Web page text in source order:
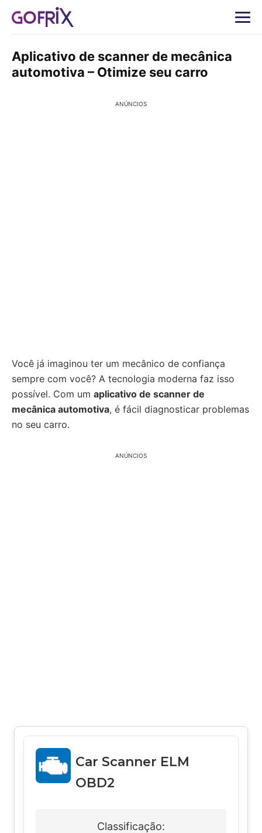
Aplicativo de scanner de mecânica
automotiva – Otimize seu carro
ANÚNCIOS
Você já imaginou ter um mecânico de confiança
sempre com você? A tecnologia moderna faz isso
possível. Com um aplicativo de scanner de
mecânica automotiva, é fácil diagnosticar problemas
no seu carro.
ANÚNCIOS
Car Scanner ELM
OBD2
Classificação: